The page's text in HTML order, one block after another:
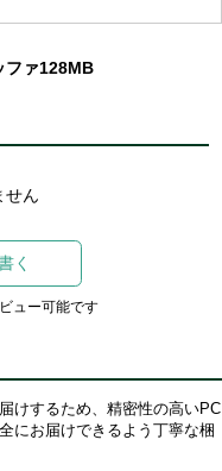
ファ128MB
せん
く
ュー可能です
けするため、精密性の高いPC
にお届けできるよう丁寧な梱